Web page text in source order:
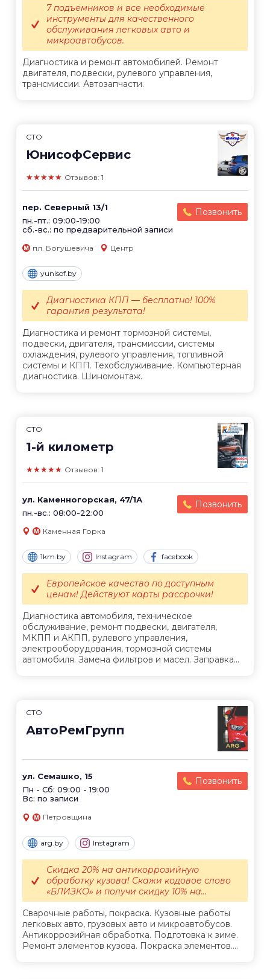
Диагностика и ремонт автомобилей. Ремонт
двигателя, подвески, рулевого управления,
трансмиссии. Автозапчасти.
7 подъемников и все необходимые
инструменты для качественного
обслуживания легковых авто и
микроавтобусов.
СТО
ЮнисофСервис
★★★★★ Отзывов: 1
пер. Северный 13/1
пн.-пт.: 09:00-19:00
сб.-вс.: по предварительной записи
Позвонить
пл. Богушевича Центр
yunisof.by
Диагностика и ремонт тормозной системы,
подвески, двигателя, трансмиссии, системы
охлаждения, рулевого управления, топливной
системы и КПП. Техобслуживание. Компьютерная
диагностика. Шиномонтаж.
Диагностика КПП — бесплатно! 100%
гарантия результата!
СТО
1-й километр
★★★★★ Отзывов: 1
ул. Каменногорская, 47/1А
пн.-вс.: 08:00-22:00
Позвонить
Каменная Горка
1km.by Instagram facebook
Диагностика автомобиля, техническое
обслуживание, ремонт подвески, двигателя,
МКПП и АКПП, рулевого управления,
электрооборудования, тормозной системы
автомобиля. Замена фильтров и масел. Заправка...
Европейское качество по доступным
ценам! Действуют карты рассрочки!
СТО
АвтоРемГрупп
ул. Семашко, 15
Пн - Сб: 09:00 - 19:00
Вс: по записи
Позвонить
Петровщина
arg.by Instagram
Сварочные работы, покраска. Кузовные работы
легковых авто, грузовых авто и микроавтобусов.
Антикоррозийная обработка. Подготовка к зиме.
Ремонт элементов кузова. Покраска элементов....
Скидка 20% на антикоррозийную
обработку кузова! Скажи кодовое слово
«БЛИЗКО» и получи скидку 10% на...